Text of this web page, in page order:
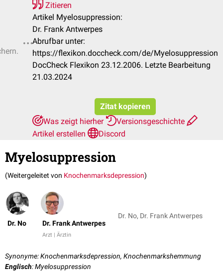
Zitieren
Artikel Myelosuppression:
Dr. Frank Antwerpes
Abrufbar unter:
https://flexikon.doccheck.com/de/Myelosuppression
DocCheck Flexikon 23.12.2006. Letzte Bearbeitung
21.03.2024
Zitat kopieren
Was zeigt hierher
Versionsgeschichte
Artikel erstellen
Discord
Myelosuppression
(Weitergeleitet von Knochenmarksdepression)
Dr. No Dr. Frank Antwerpes
Arzt | Ärztin
Dr. No, Dr. Frank Antwerpes
Synonyme: Knochenmarksdepression, Knochenmarkshemmung
Englisch: Myelosuppression